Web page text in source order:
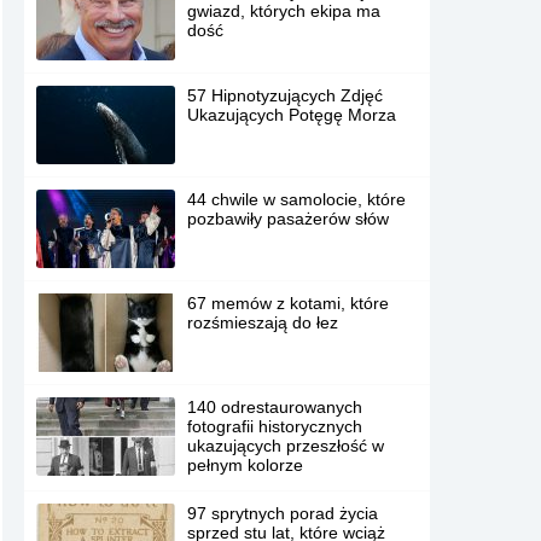
gwiazd, których ekipa ma
dość
57 Hipnotyzujących Zdjęć
Ukazujących Potęgę Morza
44 chwile w samolocie, które
pozbawiły pasażerów słów
67 memów z kotami, które
rozśmieszają do łez
140 odrestaurowanych
fotografii historycznych
ukazujących przeszłość w
pełnym kolorze
97 sprytnych porad życia
sprzed stu lat, które wciąż